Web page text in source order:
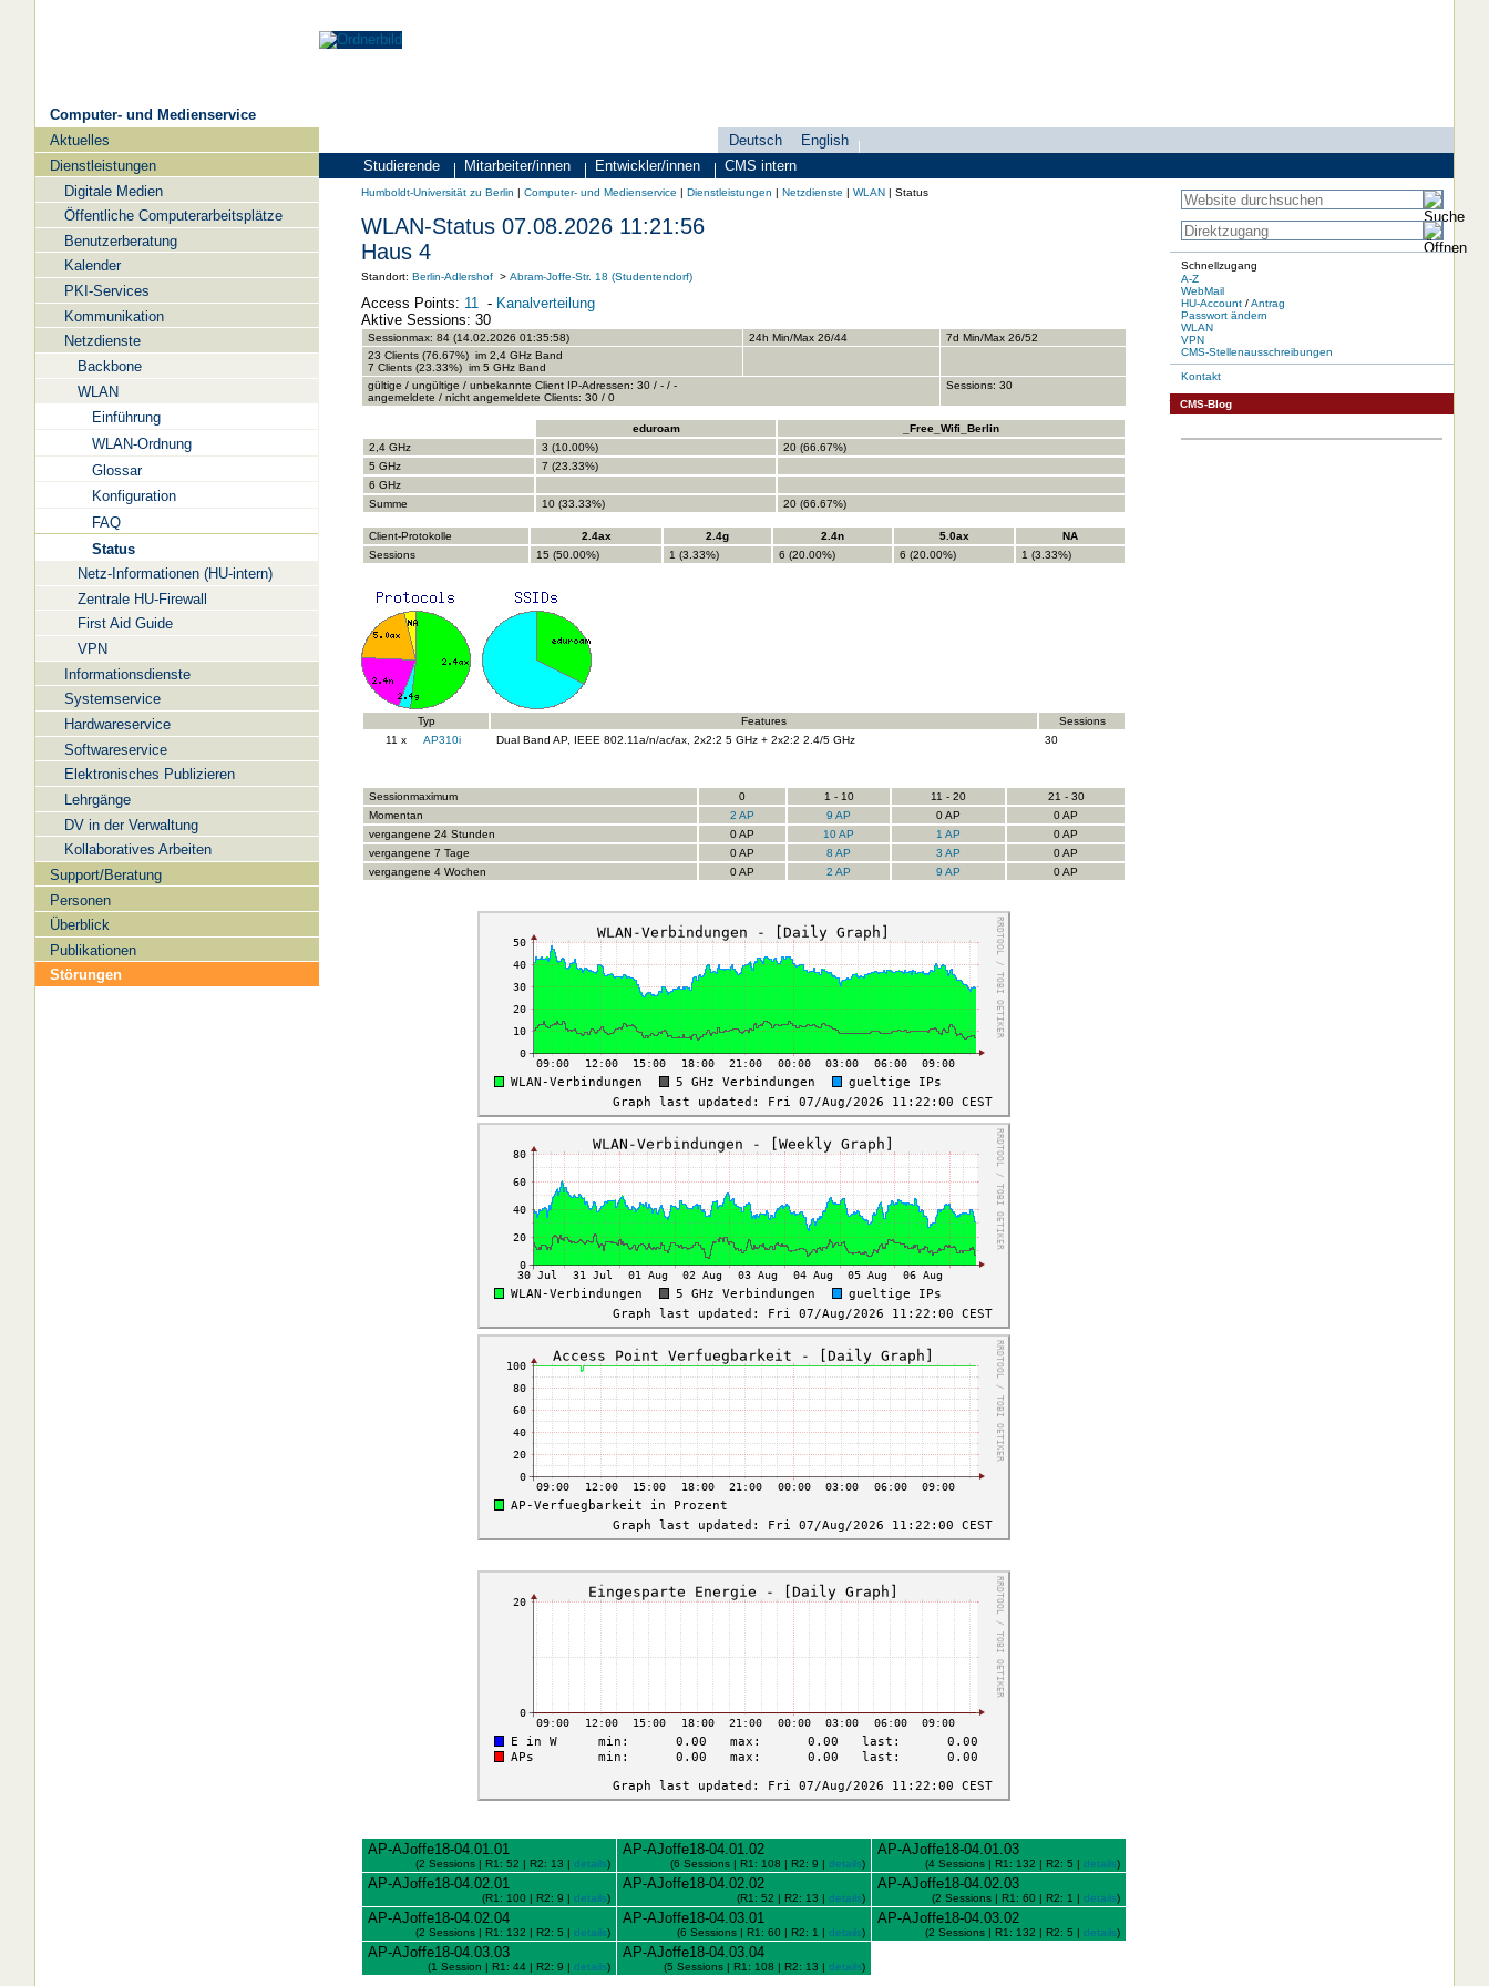
Computer- und Medienservice
Navigation
Aktuelles
Dienstleistungen
Digitale Medien
Öffentliche Computerarbeitsplätze
Benutzerberatung
Kalender
PKI-Services
Kommunikation
Netzdienste
Backbone
WLAN
Einführung
WLAN-Ordnung
Glossar
Konfiguration
FAQ
Status
Netz-Informationen (HU-intern)
Zentrale HU-Firewall
First Aid Guide
VPN
Informationsdienste
Systemservice
Hardwareservice
Softwareservice
Elektronisches Publizieren
Lehrgänge
DV in der Verwaltung
Kollaboratives Arbeiten
Support/Beratung
Personen
Überblick
Publikationen
Störungen
Zielgruppen
Studierende Mitarbeiter/innen Entwickler/innen CMS intern
Sprachauswahl
Deutsch
English
search-menu
Humboldt-
Universität
Berlin
Computer-
und
Medienservice
Humboldt-Universität zu Berlin | Computer- und Medienservice | Dienstleistungen | Netzdienste | WLAN | Status
WLAN-Status 07.08.2026 11:21:56
Haus 4
Standort: Berlin-Adlershof >Abram-Joffe-Str. 18 (Studentendorf)
Access Points: 11 - Kanalverteilung
Aktive Sessions: 30
Sessionmax: 84 (14.02.2026 01:35:58) 24h Min/Max 26/44
7d Min/Max 26/52
23 Clients (76.67%) im 2,4 GHz Band
7 Clients (23.33%) im 5 GHz Band
gültige / ungültige / unbekannte Client IP-Adressen: 30 / - / -
angemeldete / nicht angemeldete Clients: 30 / 0
Sessions: 30
eduroam
_Free_Wifi_Berlin
2,4 GHz
3 (10.00%)
20 (66.67%)
5 GHz
7 (23.33%)
6 GHz
Summe
10 (33.33%) 20 (66.67%)
Client-Protokolle 2.4ax 2.4g 2.4n 5.0ax
NA
Sessions
15 (50.00%) 1 (3.33%) 6 (20.00%) 6 (20.00%) 1 (3.33%)
Typ Features
Sessions
11 x
AP310i Dual Band AP, IEEE 802.11a/n/ac/ax, 2x2:2 5 GHz + 2x2:2 2.4/5 GHz 30
Sessionmaximum 0 1 - 10 11 - 20
21 - 30
Momentan
2 AP 9 AP 0 AP
0 AP
vergangene 24 Stunden
0 AP 10 AP 1 AP
0 AP
vergangene 7 Tage
0 AP 8 AP 3 AP
0 AP
vergangene 4 Wochen
0 AP 2 AP 9 AP 0 AP
AP-AJoffe18-04.01.01
(2 Sessions | R1: 52 | R2: 13 |details)
AP-AJoffe18-04.01.02
(6 Sessions | R1: 108 | R2: 9 |details)
AP-AJoffe18-04.01.03
(4 Sessions | R1: 132 | R2: 5 |details)
AP-AJoffe18-04.02.01
(R1: 100 | R2: 9 |details)
AP-AJoffe18-04.02.02
(R1: 52 | R2: 13 |details)
AP-AJoffe18-04.02.03
(2 Sessions | R1: 60 | R2: 1 |details)
AP-AJoffe18-04.02.04
(2 Sessions | R1: 132 | R2: 5 |details)
AP-AJoffe18-04.03.01
(6 Sessions | R1: 60 | R2: 1 |details)
AP-AJoffe18-04.03.02
(2 Sessions | R1: 132 | R2: 5 |details)
AP-AJoffe18-04.03.03
(1 Session | R1: 44 | R2: 9 |details)
AP-AJoffe18-04.03.04
(5 Sessions | R1: 108 | R2: 13 |details)
Schnellzugang
A-Z
WebMail
HU-Account /Antrag
Passwort ändern
WLAN
VPN
CMS-Stellenausschreibungen
Kontakt
CMS-Blog